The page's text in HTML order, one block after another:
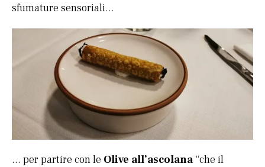
sfumature sensoriali…
… per partire con le Olive all’ascolana“che il